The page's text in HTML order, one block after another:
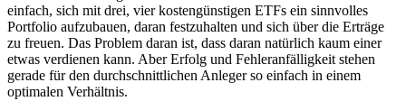
einfach, sich mit drei, vier kostengünstigen ETFs ein sinnvolles
Portfolio aufzubauen, daran festzuhalten und sich über die Erträge
zu freuen. Das Problem daran ist, dass daran natürlich kaum einer
etwas verdienen kann. Aber Erfolg und Fehleranfälligkeit stehen
gerade für den durchschnittlichen Anleger so einfach in einem
optimalen Verhältnis.